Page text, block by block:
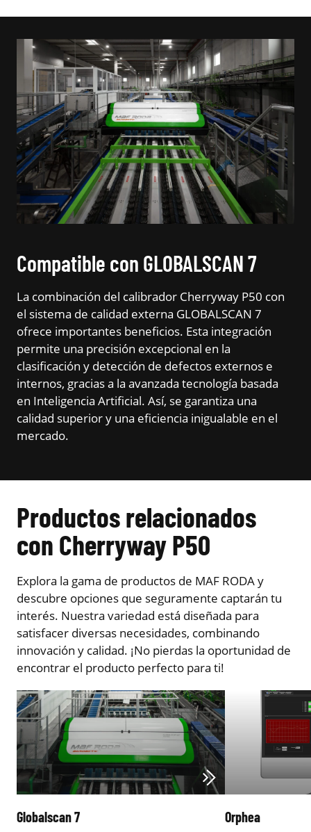
Compatible con GLOBALSCAN 7
La combinación del calibrador Cherryway P50 con
el sistema de calidad externa GLOBALSCAN 7
ofrece importantes beneficios. Esta integración
permite una precisión excepcional en la
clasificación y detección de defectos externos e
internos, gracias a la avanzada tecnología basada
en Inteligencia Artificial. Así, se garantiza una
calidad superior y una eficiencia inigualable en el
mercado.
Productos relacionados
con Cherryway P50
Explora la gama de productos de MAF RODA y
descubre opciones que seguramente captarán tu
interés. Nuestra variedad está diseñada para
satisfacer diversas necesidades, combinando
innovación y calidad. ¡No pierdas la oportunidad de
encontrar el producto perfecto para ti!
Globalscan 7 Orphea